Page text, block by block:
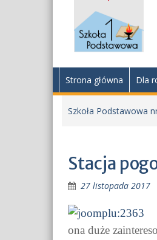
Strona główna Dla
Szkoła Podstawowa
Stacja
27 listopada 2017
ona duże